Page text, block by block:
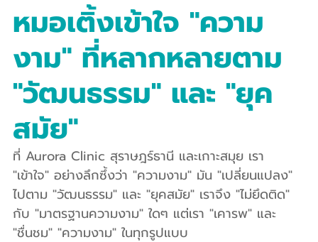
หมอเติ้งเข้าใจ "ความ
งาม" ที่หลากหลายตาม
"วัฒนธรรม" และ "ยุค
สมัย"
ที่ Aurora Clinic สุราษฎร์ธานี และเกาะสมุย เรา
"เข้าใจ" อย่างลึกซึ้งว่า "ความงาม" มัน "เปลี่ยนแปลง"
ไปตาม "วัฒนธรรม" และ "ยุคสมัย" เราจึง "ไม่ยึดติด"
กับ "มาตรฐานความงาม" ใดๆ แต่เรา "เคารพ" และ
"ชื่นชม" "ความงาม" ในทุกรูปแบบ